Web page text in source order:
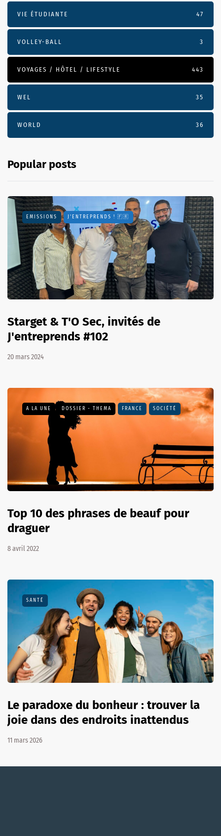
VIE ÉTUDIANTE 47
VOLLEY-BALL 3
VOYAGES / HÔTEL / LIFESTYLE 443
WEL 35
WORLD 36
Popular posts
EMISSIONS J'ENTREPRENDS ! 🇫🇷
Starget & T'O Sec, invités de
J'entreprends #102
20 mars 2024
A LA UNE DOSSIER - THEMA FRANCE SOCIÉTÉ
Top 10 des phrases de beauf pour
draguer
8 avril 2022
SANTÉ
Le paradoxe du bonheur : trouver la
joie dans des endroits inattendus
11 mars 2026